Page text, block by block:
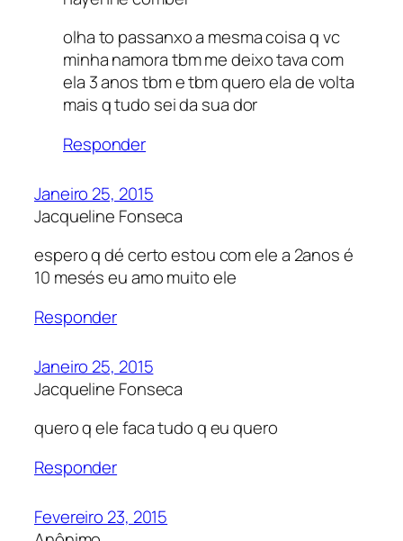
olha to passanxo a mesma coisa q vc
minha namora tbm me deixo tava com
ela 3 anos tbm e tbm quero ela de volta
mais q tudo sei da sua dor
Responder
Janeiro 25, 2015
Jacqueline Fonseca
espero q dé certo estou com ele a 2anos é
10 mesés eu amo muito ele
Responder
Janeiro 25, 2015
Jacqueline Fonseca
quero q ele faca tudo q eu quero
Responder
Fevereiro 23, 2015